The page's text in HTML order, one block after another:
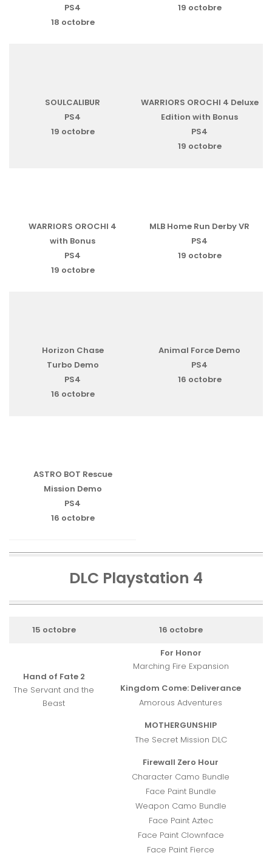
PS4
18 octobre
19 octobre
SOULCALIBUR
PS4
19 octobre
WARRIORS OROCHI 4 Deluxe
Edition with Bonus
PS4
19 octobre
WARRIORS OROCHI 4
with Bonus
PS4
19 octobre
MLB Home Run Derby VR
PS4
19 octobre
Horizon Chase
Turbo Demo
PS4
16 octobre
Animal Force Demo
PS4
16 octobre
ASTRO BOT Rescue
Mission Demo
PS4
16 octobre
DLC Playstation 4
15 octobre 16 octobre
Hand of Fate 2
The Servant and the
Beast
For Honor
Marching Fire Expansion
Kingdom Come: Deliverance
Amorous Adventures
MOTHERGUNSHIP
The Secret Mission DLC
Firewall Zero Hour
Character Camo Bundle
Face Paint Bundle
Weapon Camo Bundle
Face Paint Aztec
Face Paint Clownface
Face Paint Fierce